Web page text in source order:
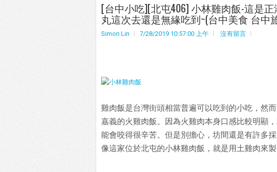
[台中小吃][北屯406] 小林雞肉飯-這是
丸這次去還是無緣吃到~(台中美食 台中
Simon Lin 7/28/2019 10:57:00 上午 沒有留言
雞肉飯是台灣街頭相當普遍可以吃到的小吃，然
嘉義的火雞肉飯。因為火雞肉本身口感比較明顯
能會咬得很辛苦。但是別擔心，坊間還是有許多
像這家位於北屯的小林雞肉飯，就是用土雞肉來製